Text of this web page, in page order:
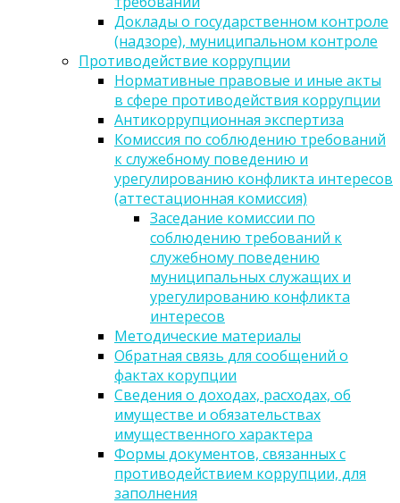
Доклады о государственном контроле
(надзоре), муниципальном контроле
Противодействие коррупции
Нормативные правовые и иные акты
в сфере противодействия коррупции
Антикоррупционная экспертиза
Комиссия по соблюдению требований
к служебному поведению и
урегулированию конфликта интересов
(аттестационная комиссия)
Заседание комиссии по
соблюдению требований к
служебному поведению
муниципальных служащих и
урегулированию конфликта
интересов
Методические материалы
Обратная связь для сообщений о
фактах корупции
Сведения о доходах, расходах, об
имуществе и обязательствах
имущественного характера
Формы документов, связанных с
противодействием коррупции, для
заполнения